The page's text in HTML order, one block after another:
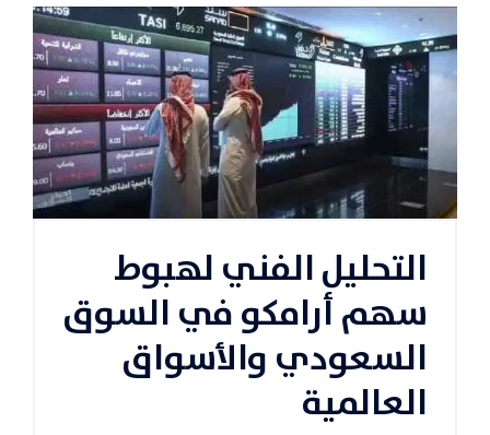
التحليل الفني لهبوط
سهم أرامكو في السوق
السعودي والأسواق
العالمية